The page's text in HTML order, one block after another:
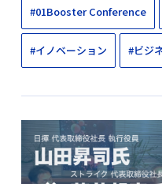
#01Booster Conference
#イノベーション #ビジ